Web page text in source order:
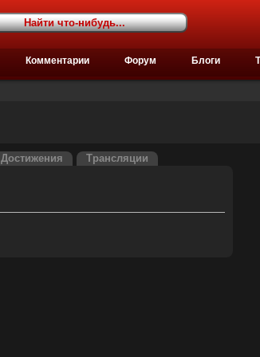
Комментарии Форум Блоги
Достижения Трансляции